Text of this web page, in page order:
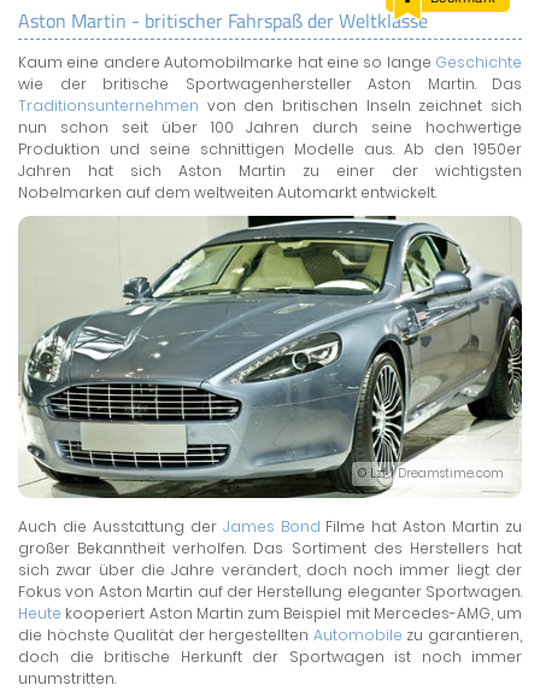
LAND & LEUTE
LERNCENTER
ENGLISCH
ENGLAND ZUHAUSE
BRITISH SHOP
Aston Martin - britischer Fahrspaß der Weltklasse
Kaum eine andere Automobilmarke hat eine so lange Geschichte
wie der britische Sportwagenhersteller Aston Martin. Das
Traditionsunternehmen von den britischen Inseln zeichnet sich
nun schon seit über 100 Jahren durch seine hochwertige
Produktion und seine schnittigen Modelle aus. Ab den 1950er
Jahren hat sich Aston Martin zu einer der wichtigsten
Nobelmarken auf dem weltweiten Automarkt entwickelt.
© Lzf | Dreamstime.com
Auch die Ausstattung der James Bond Filme hat Aston Martin zu
großer Bekanntheit verholfen. Das Sortiment des Herstellers hat
sich zwar über die Jahre verändert, doch noch immer liegt der
Fokus von Aston Martin auf der Herstellung eleganter Sportwagen.
Heute kooperiert Aston Martin zum Beispiel mit Mercedes-AMG, um
die höchste Qualität der hergestellten Automobile zu garantieren,
doch die britische Herkunft der Sportwagen ist noch immer
unumstritten.